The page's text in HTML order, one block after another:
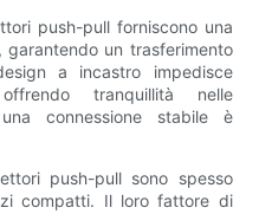
push-pull forniscono una
garantendo un trasferimento
a incastro impedisce
tranquillità nelle
connessione stabile è
push-pull sono spesso
compatti. Il loro fattore di